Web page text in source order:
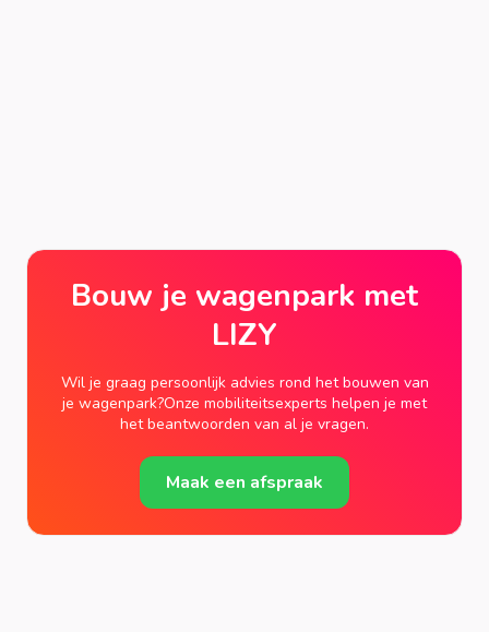
Bouw je wagenpark met
LIZY
Wil je graag persoonlijk advies rond het bouwen van
je wagenpark?Onze mobiliteitsexperts helpen je met
het beantwoorden van al je vragen.
Maak een afspraak